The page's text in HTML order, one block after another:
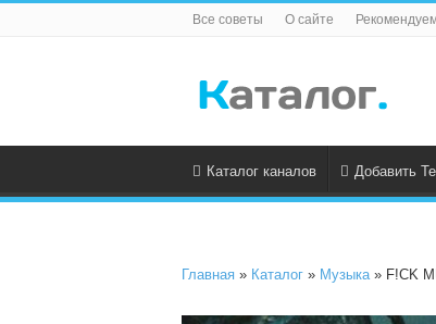
Все советы О сайте
Каталог каналов Добавить
Главная » Каталог » Музыка » F!CK